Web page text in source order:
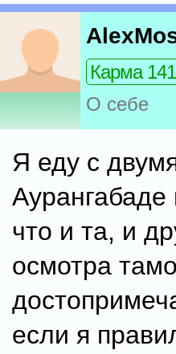
Карма 141
О себе
Я еду с
что и та, и
осмотра
если я